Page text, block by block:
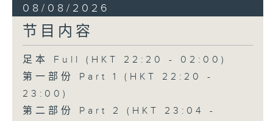
08/08/2026
节目内容
足本 Full (HKT 22:20 - 02:00)
第一部份 Part 1 (HKT 22:20 -
23:00)
第二部份 Part 2 (HKT 23:04 -